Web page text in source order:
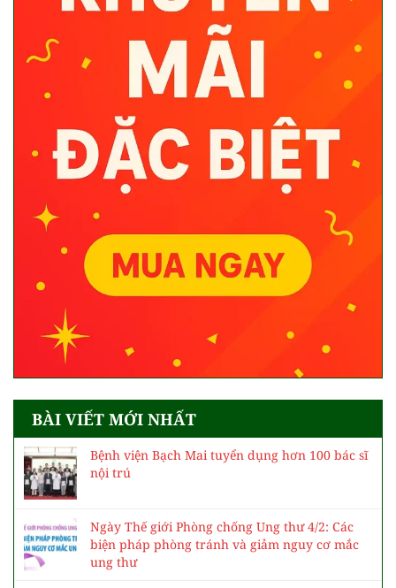
BÀI VIẾT MỚI NHẤT
Bệnh viện Bạch Mai tuyển dụng hơn 100 bác sĩ
nội trú
Ngày Thế giới Phòng chống Ung thư 4/2: Các
biện pháp phòng tránh và giảm nguy cơ mắc
ung thư